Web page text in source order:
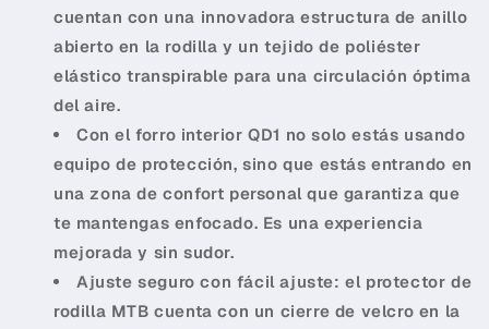
cuentan con una innovadora estructura de anillo
abierto en la rodilla y un tejido de poliéster
elástico transpirable para una circulación óptima
del aire.
Con el forro interior QD1 no solo estás usando
equipo de protección, sino que estás entrando en
una zona de confort personal que garantiza que
te mantengas enfocado. Es una experiencia
mejorada y sin sudor.
Ajuste seguro con fácil ajuste: el protector de
rodilla MTB cuenta con un cierre de velcro en la